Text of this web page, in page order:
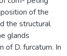
of the
the structural
glands
of D. furcatum. In